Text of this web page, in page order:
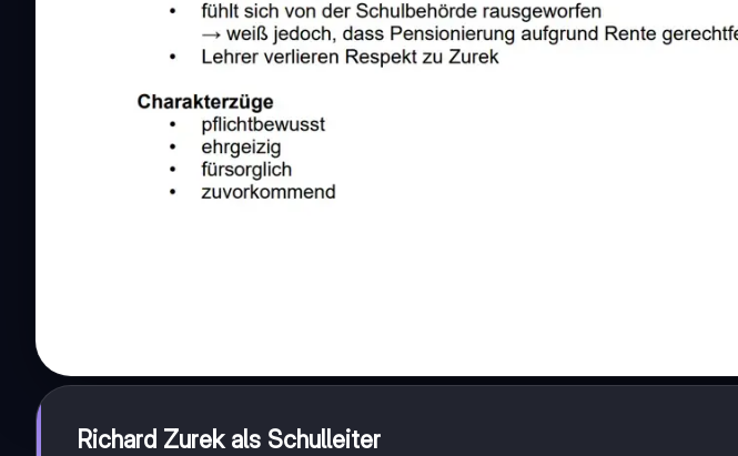
Richard Zurek als Schulleiter